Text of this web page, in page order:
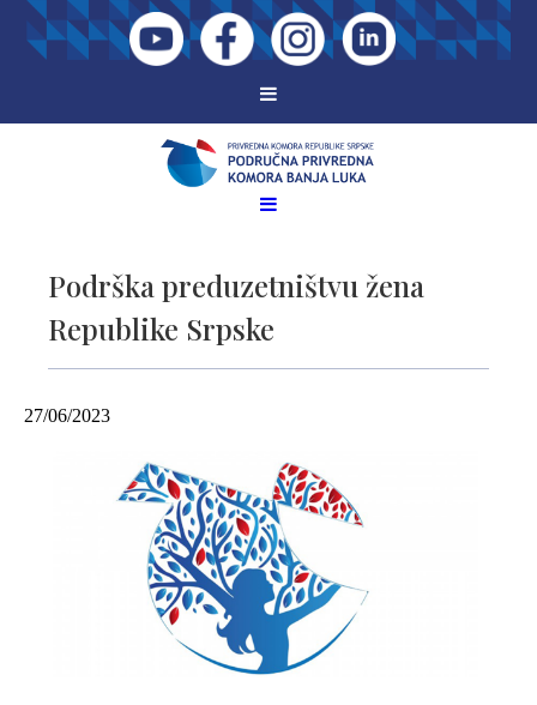
Podrška preduzetništvu žena
Republike Srpske
27/06/2023